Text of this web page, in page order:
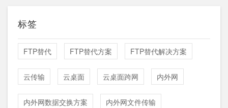
标签
FTP替代 FTP替代方案 FTP替代解决方案
云传输 云桌面 云桌面跨网 内外网
内外网数据交换方案 内外网文件传输